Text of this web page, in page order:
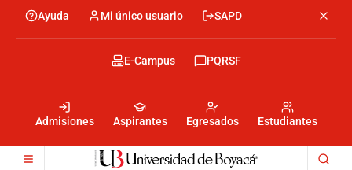
contenido
Menu
encabezado
Ayuda Mi único usuario SAPD
encabezado
Admisiones Aspirantes Egresados Estudiantes
Menu
encabezado
-
Derecha
E-Campus PQRSF
Menú